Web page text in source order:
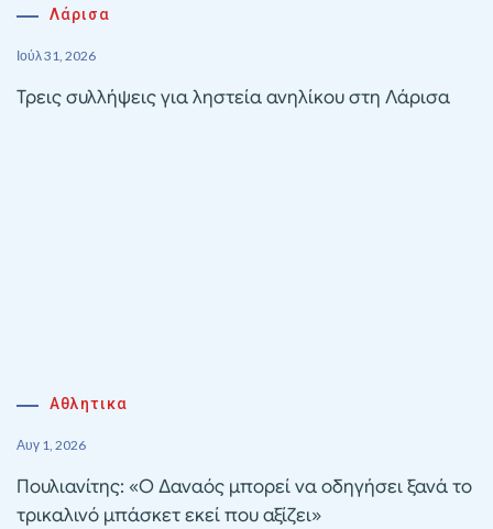
Λάρισα
Ιούλ 31, 2026
Τρεις συλλήψεις για ληστεία ανηλίκου στη Λάρισα
Αθλητικα
Αυγ 1, 2026
Πουλιανίτης: «Ο Δαναός μπορεί να οδηγήσει ξανά το
τρικαλινό μπάσκετ εκεί που αξίζει»